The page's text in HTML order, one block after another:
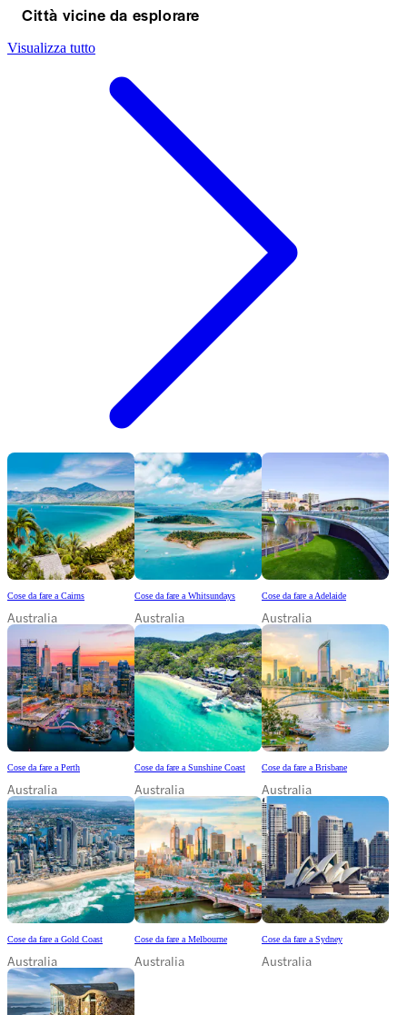
Città vicine da esplorare
Visualizza tutto
Cose da fare a Cairns
Australia
Cose da fare a Whitsundays
Australia
Cose da fare a Adelaide
Australia
Cose da fare a Perth
Australia
Cose da fare a Sunshine Coast
Australia
Cose da fare a Brisbane
Australia
Cose da fare a Gold Coast
Australia
Cose da fare a Melbourne
Australia
Cose da fare a Sydney
Australia